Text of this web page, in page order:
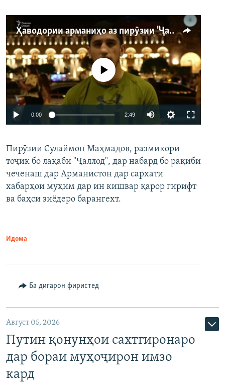
Ҳаводории арманиҳо аз пирӯзии "Ҷаллод"-и тоҷик
Auto 240p 360p 480p
720p 1080p
Феълан кор намекунад
0:00 2:49
360p
480p
Пирӯзии Сулаймон Маҳмадов, размикори
тоҷик бо лақаби "Ҷаллод", дар набард бо рақиби
чеченаш дар Арманистон дар сархати
хабарҳои муҳим дар ин кишвар қарор гирифт
ва баҳси зиёдеро барангехт.
Идома
Ба дигарон фиристед
Август 05, 2026
Путин қонунҳои сахтгиронаро
дар бораи муҳоҷирон имзо
кард